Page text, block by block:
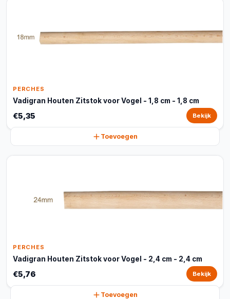
PERCHES
Vadigran Houten Zitstok voor Vogel - 1,8 cm - 1,8 cm
€5,35 Bekijk
Toevoegen
PERCHES
Vadigran Houten Zitstok voor Vogel - 2,4 cm - 2,4 cm
€5,76 Bekijk
Toevoegen